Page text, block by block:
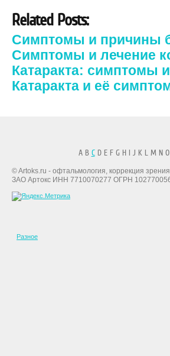
Related Posts:
Симптомы и причины
Симптомы и лечение
Катаракта: симптомы
Катаракта и её
A B CD E F G H I J K L M N
© Artoks.ru - офтальмология, коррекция
ЗАО Артокс ИНН 7710070277 ОГРН
Разное